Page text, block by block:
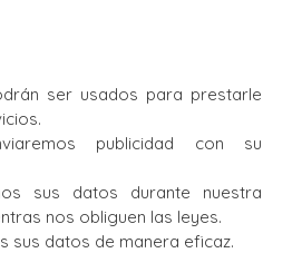
ser usados para prestarle
publicidad con su
sus datos durante nuestra
nos obliguen las leyes.
sus datos de manera eficaz.